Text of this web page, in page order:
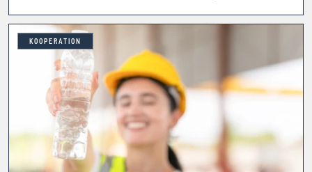
welche Strafen drohen
KOOPERATION